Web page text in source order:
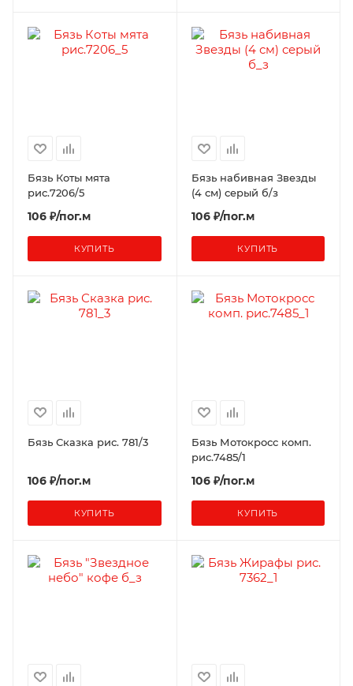
Бязь Коты мята
рис.7206/5
106 ₽/пог.м
КУПИТЬ
Бязь набивная Звезды
(4 см) серый б/з
106 ₽/пог.м
КУПИТЬ
Бязь Сказка рис. 781/3
106 ₽/пог.м
КУПИТЬ
Бязь Мотокросс комп.
рис.7485/1
106 ₽/пог.м
КУПИТЬ